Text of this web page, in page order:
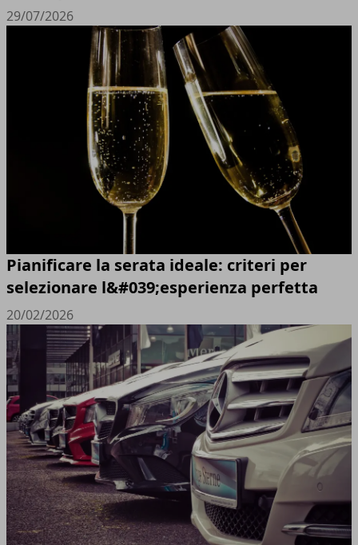
29/07/2026
Pianificare la serata ideale: criteri per
selezionare l&#039;esperienza perfetta
20/02/2026